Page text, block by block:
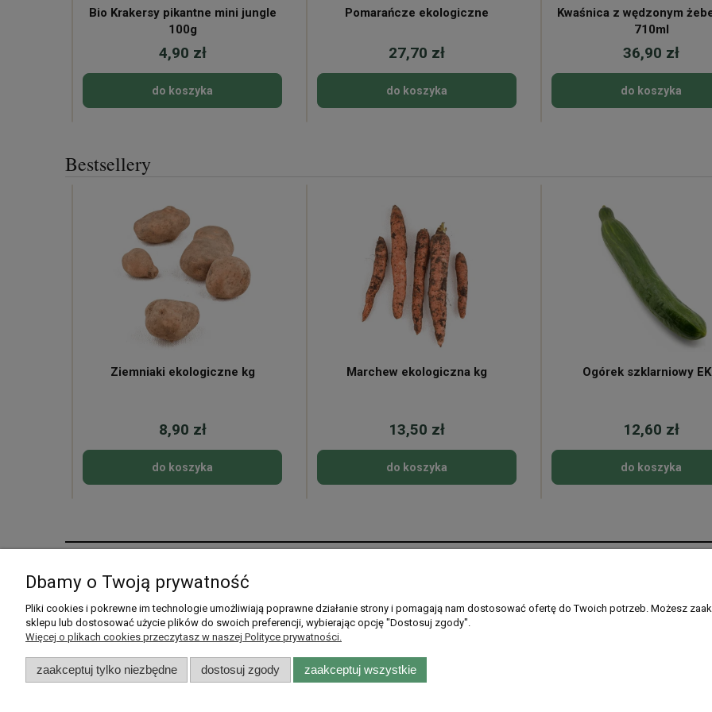
Bio Krakersy pikantne mini jungle
100g
4,90 zł
do koszyka
Pomarańcze ekologiczne
27,70 zł
do koszyka
Kwaśnica z wędzonym
710ml
36,90 zł
do koszyka
Bestsellery
Ziemniaki ekologiczne kg
8,90 zł
do koszyka
Marchew ekologiczna kg
13,50 zł
do koszyka
Ogórek szklarniowy
12,60 zł
do koszyka
Pomoc
Pytania i odpowiedzi
Listy zakupowe
Twoje zamówienia
Ustawienia konta
Przechowalnia
Formy płatności
Gdzie dostarczamy
Regulamin sklepu
Dbamy o Twoją prywatność
Pliki cookies i pokrewne im technologie umożliwiają poprawne działanie strony i pomagają nam dostosować ofertę do Twoich potrzeb. Możesz
sklepu lub dostosować użycie plików do swoich preferencji, wybierając opcję "Dostosuj zgody".
Więcej o plikach cookies przeczytasz w naszej Polityce prywatności.
zaakceptuj tylko niezbędne dostosuj zgody zaakceptuj wszystkie